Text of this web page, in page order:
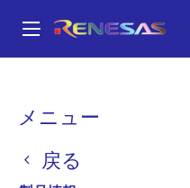
ン
メニュー
戻る
パ
く
クロックとタイミ